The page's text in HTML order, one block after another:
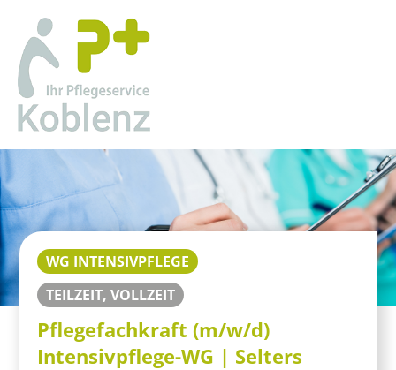
WG INTENSIVPFLEGE
TEILZEIT, VOLLZEIT
Pflegefachkraft (m/w/d)
Intensivpflege-WG | Selters